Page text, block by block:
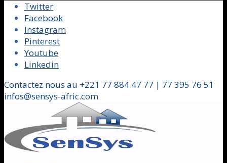
Twitter
Facebook
Instagram
Pinterest
Youtube
Linkedin
Contactez nous au +221 77 884 47 77 | 77 395 76 51
infos@sensys-afric.com